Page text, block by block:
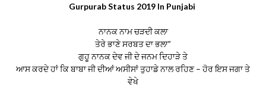
Gurpurab Status 2019 In Punjabi
ਨਾਨਕ ਨਾਮ ਚੜਦੀ ਕਲਾ
ਤੇਰੇ ਭਾਣੇ ਸਰਬਤ ਦਾ ਭਲਾ”
ਗੁਹੂ ਨਾਨਕ ਦੇਵ ਜੀ ਦੇ ਜਨਮ ਦਿਹਾੜੇ ਤੇ
ਆਸ ਕਰਦੇ ਹਾਂ ਕਿ ਬਾਬਾ ਜੀ ਦੀਆਂ ਅਸੀਸਾਂ ਤੁਹਾਡੇ ਨਾਲ ਰਹਿਣ – ਹੋਰ ਇਸ ਜਗਾ ਤੇ
ਵੇਖੇ